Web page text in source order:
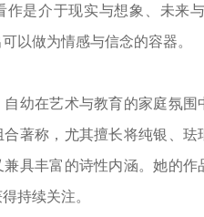
作是介于现实与想象、未来
以做为情感与信念的容器。
幼在艺术与教育的家庭氛
著称，尤其擅长将纯银、
兼具丰富的诗性内涵。她的
持续关注。